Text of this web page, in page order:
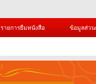
รายการยืมหนังสือ ข้อมูลส่ว